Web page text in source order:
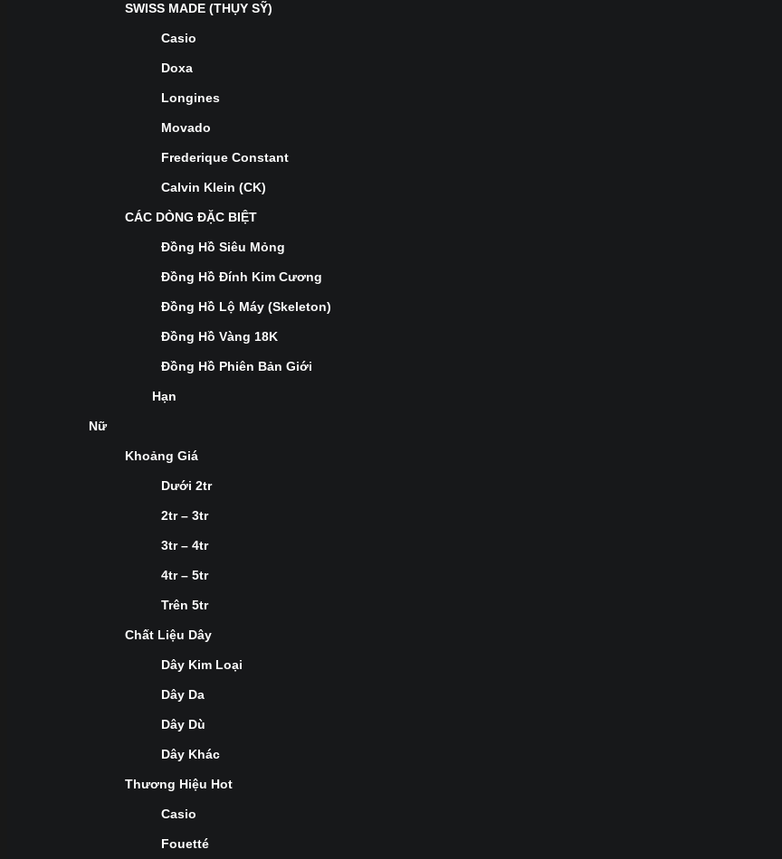
SWISS MADE (THỤY SỸ)
Casio
Doxa
Longines
Movado
Frederique Constant
Calvin Klein (CK)
CÁC DÒNG ĐẶC BIỆT
Đồng Hồ Siêu Mỏng
Đồng Hồ Đính Kim Cương
Đồng Hồ Lộ Máy (Skeleton)
Đồng Hồ Vàng 18K
Đồng Hồ Phiên Bản Giới
Hạn
Nữ
Khoảng Giá
Dưới 2tr
2tr – 3tr
3tr – 4tr
4tr – 5tr
Trên 5tr
Chất Liệu Dây
Dây Kim Loại
Dây Da
Dây Dù
Dây Khác
Thương Hiệu Hot
Casio
Fouetté